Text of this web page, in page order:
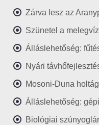
Zárva lesz az
Szünetel a
Álláslehetőség:
Nyári
Mosoni-Duna
Álláslehetőség:
Biológiai